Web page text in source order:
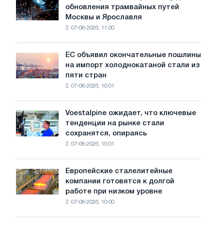
БМК
произвели
трамвайных
путей
Ярославля
обновления трамвайных путей
Москвы и Ярославля
07-08-2026, 11:00
объявил
окончательные
холоднокатаной
стали
стран
ЕС объявил окончательные пошлины
на импорт холоднокатаной стали из
пяти стран
07-08-2026, 10:01
Voestalpine
ожидает,
что
рынке
стали
на
Voestalpine ожидает, что ключевые
тенденции на рынке стали
сохранятся, опираясь
07-08-2026, 10:01
Европейские
сталелитейные
компании
Европейские сталелитейные
компании готовятся к долгой
работе при низком уровне
07-08-2026, 10:00